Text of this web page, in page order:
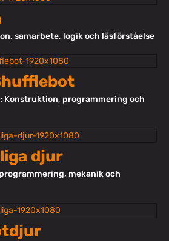
samarbete, logik och läsförståelse
Konstruktion, programmering och
djur
mekanik och